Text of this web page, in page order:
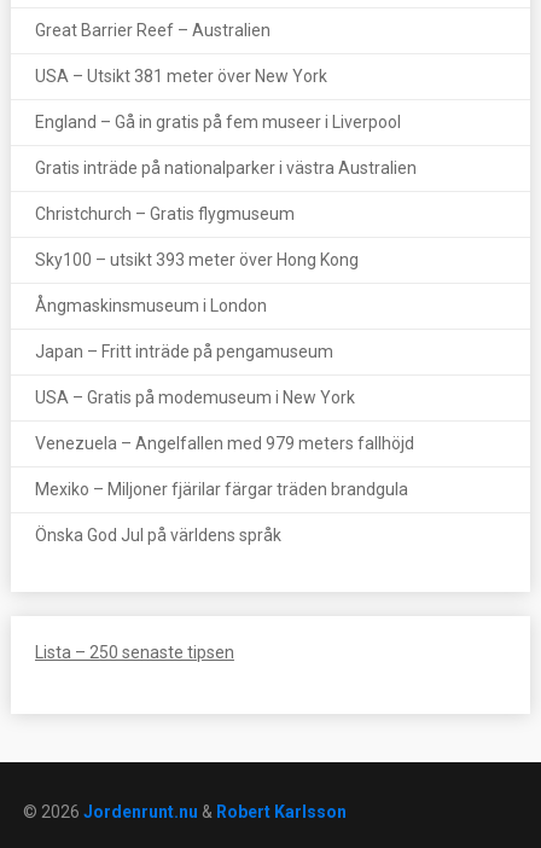
Great Barrier Reef – Australien
USA – Utsikt 381 meter över New York
England – Gå in gratis på fem museer i Liverpool
Gratis inträde på nationalparker i västra Australien
Christchurch – Gratis flygmuseum
Sky100 – utsikt 393 meter över Hong Kong
Ångmaskinsmuseum i London
Japan – Fritt inträde på pengamuseum
USA – Gratis på modemuseum i New York
Venezuela – Angelfallen med 979 meters fallhöjd
Mexiko – Miljoner fjärilar färgar träden brandgula
Önska God Jul på världens språk
Lista – 250 senaste tipsen
© 2026 Jordenrunt.nu & Robert Karlsson